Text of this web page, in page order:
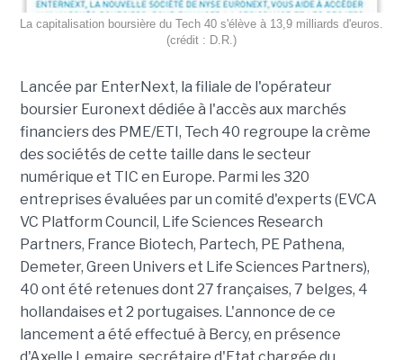
La capitalisation boursière du Tech 40 s'élève à 13,9 milliards d'euros.
(crédit : D.R.)
Lancée par EnterNext, la filiale de l'opérateur
boursier Euronext dédiée à l'accès aux marchés
financiers des PME/ETI, Tech 40 regroupe la crème
des sociétés de cette taille dans le secteur
numérique et TIC en Europe. Parmi les 320
entreprises évaluées par un comité d'experts (EVCA
VC Platform Council, Life Sciences Research
Partners, France Biotech, Partech, PE Pathena,
Demeter, Green Univers et Life Sciences Partners),
40 ont été retenues dont 27 françaises, 7 belges, 4
hollandaises et 2 portugaises. L'annonce de ce
lancement a été effectué à Bercy, en présence